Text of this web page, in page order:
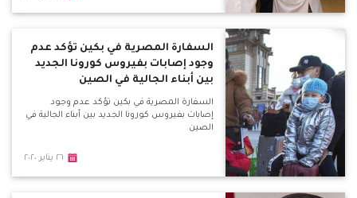
السفارة المصرية في بكين تؤكد عدم
وجود إصابات بفيروس كورونا الجديد
بين أبناء الجالية في الصين
السفارة المصرية في بكين تؤكد عدم وجود
إصابات بفيروس كورونا الجديد بين أبناء الجالية في
الصين
٢٦ يناير ٢٠٢٠